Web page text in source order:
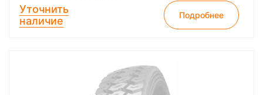
Уточнить
наличие
Подробнее